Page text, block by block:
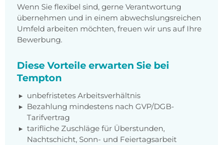
Wenn Sie flexibel sind, gerne Verantwortung
übernehmen und in einem abwechslungsreichen
Umfeld arbeiten möchten, freuen wir uns auf Ihre
Bewerbung.
Diese Vorteile erwarten Sie bei
Tempton
unbefristetes Arbeitsverhältnis
Bezahlung mindestens nach GVP/DGB-
Tarifvertrag
tarifliche Zuschläge für Überstunden,
Nachtschicht, Sonn- und Feiertagsarbeit